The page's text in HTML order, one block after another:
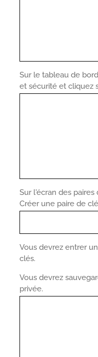
Sur le tableau de
et sécurité et cliquez
Sur l'écran des
Créer une paire de
Vous devrez entrer
clés.
Vous devrez
privée.